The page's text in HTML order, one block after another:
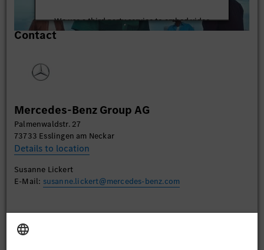
We use a third party service to embed video
content that may collect data about your activity.
Accept
Contact
Mercedes-Benz Group AG
Palmenwaldstr. 27
73733 Esslingen am Neckar
Details to location
Susanne Lickert
E-Mail: susanne.lickert@mercedes-benz.com